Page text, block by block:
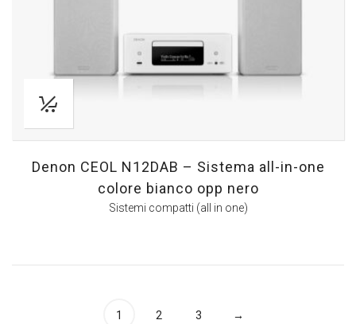
Denon CEOL N12DAB – Sistema all-in-one
colore bianco opp nero
Sistemi compatti (all in one)
1 2 3 →